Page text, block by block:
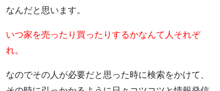
なんだと思います。
いつ家を売ったり買ったりするかなんて人それぞ
れ。
なのでその人が必要だと思った時に検索をかけて、